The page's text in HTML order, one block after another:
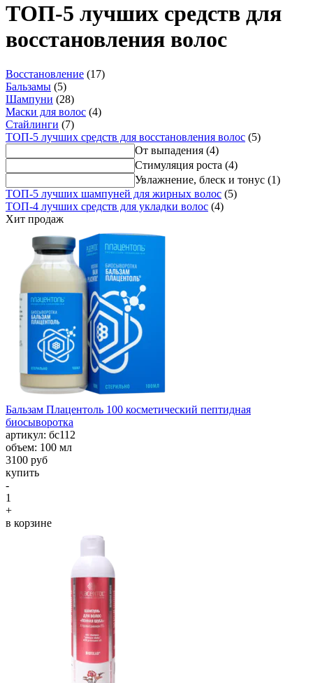
ТОП-5 лучших средств для
восстановления волос
Восстановление (17)
Бальзамы (5)
Шампуни (28)
Маски для волос (4)
Стайлинги (7)
ТОП-5 лучших средств для восстановления волос (5)
От выпадения (4)
Стимуляция роста (4)
Увлажнение, блеск и тонус (1)
ТОП-5 лучших шампуней для жирных волос (5)
ТОП-4 лучших средств для укладки волос (4)
Хит продаж
Бальзам Плацентоль 100 косметический пептидная
биосыворотка
aртикул: бс112
объем: 100 мл
3100 руб
купить
-
1
+
в корзине